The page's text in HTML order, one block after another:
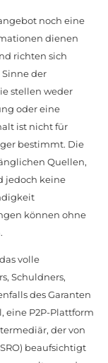
noch eine
dienen
richten sich
der
stellen weder
oder eine
ist nicht für
bestimmt. Die
Quellen,
jedoch keine
können ohne
volle
Schuldners,
des Garanten
eine P2P-Plattform
der von
beaufsichtigt